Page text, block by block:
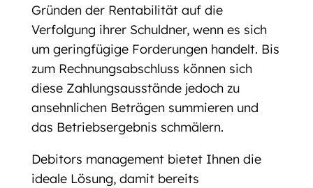
Gründen der Rentabilität auf die
Verfolgung ihrer Schuldner, wenn es sich
um geringfügige Forderungen handelt. Bis
zum Rechnungsabschluss können sich
diese Zahlungsausstände jedoch zu
ansehnlichen Beträgen summieren und
das Betriebsergebnis schmälern.
Debitors management bietet Ihnen die
ideale Lösung, damit bereits